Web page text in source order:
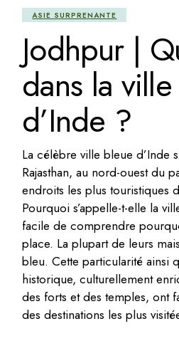
ASIE SURPRENANTE
Jodhpur |
dans la
d’Inde ?
La célèbre ville bleue d’Inde
Rajasthan, au nord-ouest du
endroits les plus touristiques
Pourquoi s’appelle-t-elle la
facile de comprendre
place. La plupart de leurs
bleu. Cette particularité ainsi
historique, culturellement
des forts et des temples, ont
des destinations les plus